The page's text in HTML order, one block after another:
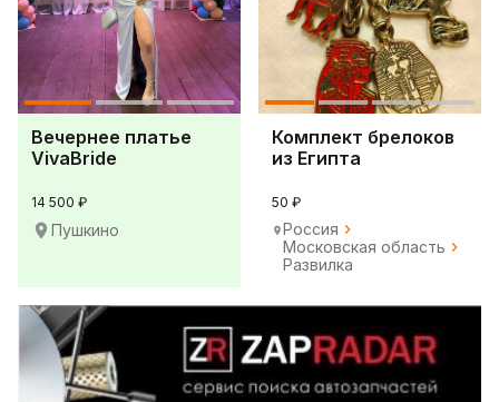
Вечернее платье
VivaBride
14 500 ₽
Пушкино
Комплект брелоков
из Египта
50 ₽
Россия
Московская область
Развилка